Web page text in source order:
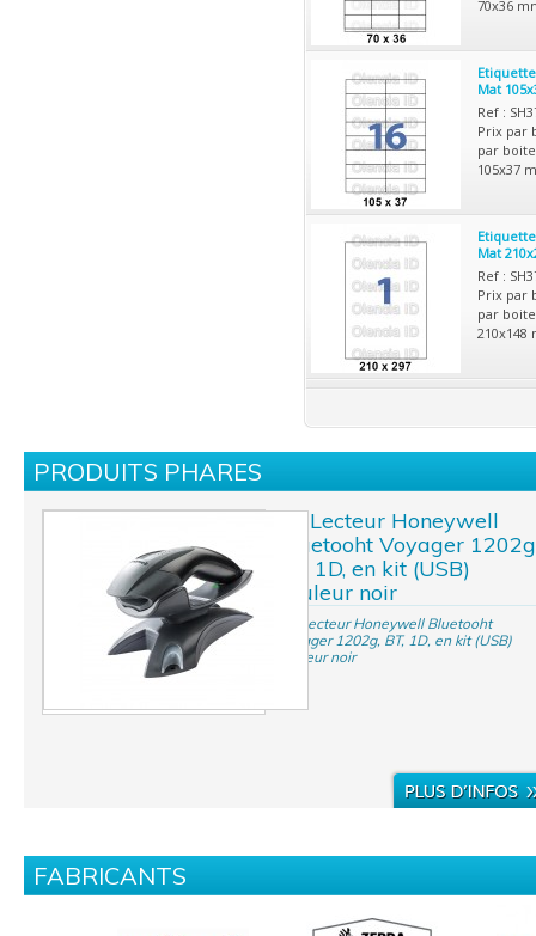
70x36
Mat
Ref :
Prix par
par
105x37
Mat
Ref :
Prix par
par
210x148
PRODUITS PHARES
Kit Lecteur Honeywell
Bluetooht Voyager
BT, 1D, en kit (USB)
couleur noir
Kit Lecteur Honeywell Bluetooht
Voyager 1202g, BT, 1D, en kit (USB)
couleur noir
FABRICANTS